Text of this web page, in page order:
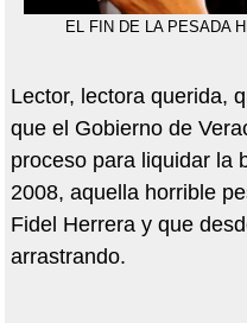
EL FIN DE LA PESADA
Lector, lectora querida,
que el Gobierno de
proceso para liquidar la
2008, aquella horrible
Fidel Herrera y que
arrastrando.